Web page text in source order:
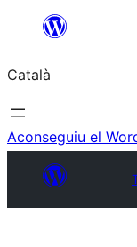
contingut
Català
Aconseguiu el